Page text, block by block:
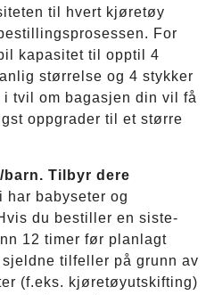
til hvert kjøretøy
For
kapasitet til opptil 4
størrelse og 4 stykker
i tvil om bagasjen din vil få
oppgrader til et større
Tilbyr dere
har babyseter og
du bestiller en siste-
12 timer før planlagt
tilfeller på grunn av
(f.eks. kjøretøyutskifting)